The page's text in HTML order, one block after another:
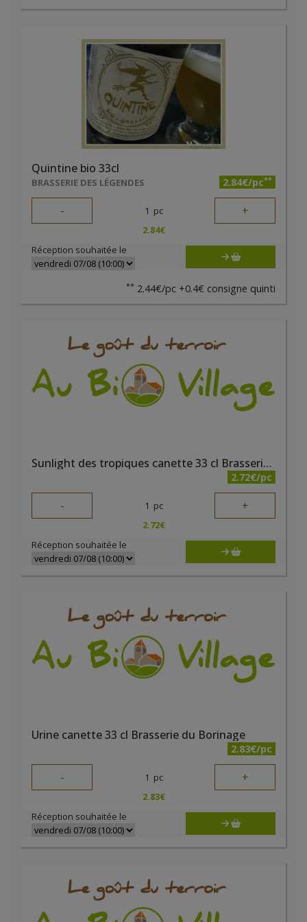
Quintine bio 33cl
BRASSERIE DES LÉGENDES 2.84€/pc**
- 1 pc +
2.84€
Réception souhaitée le
** 2.44€/pc +0.4€ consigne quinti
Sunlight des tropiques canette 33 cl Brasserie du Borinage
2.72€/pc
- 1 pc +
2.72€
Réception souhaitée le
Urine canette 33 cl Brasserie du Borinage
2.83€/pc
- 1 pc +
2.83€
Réception souhaitée le